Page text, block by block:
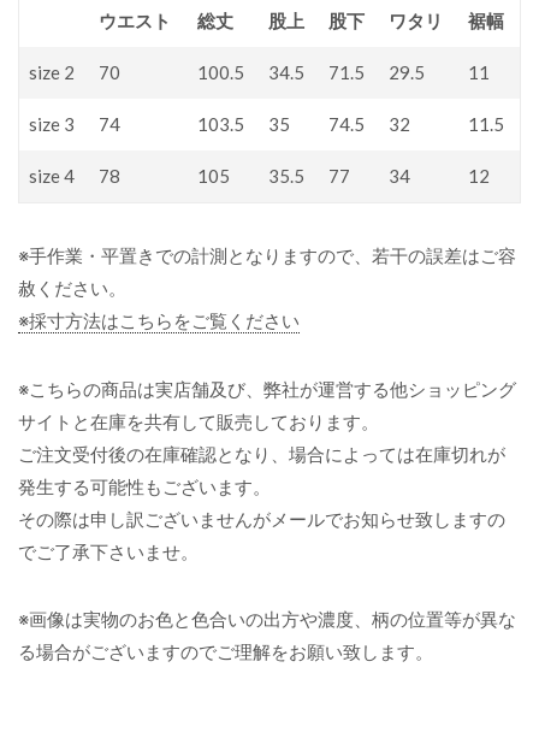
ウエスト 総丈 股上 股下 ワタリ 裾幅
size 2 70 100.5 34.5 71.5 29.5 11
size 3 74 103.5 35 74.5 32 11.5
size 4 78 105 35.5 77 34 12
※手作業・平置きでの計測となりますので、若干の誤差はご容
赦ください。
※採寸方法はこちらをご覧ください
※こちらの商品は実店舗及び、弊社が運営する他ショッピング
サイトと在庫を共有して販売しております。
ご注文受付後の在庫確認となり、場合によっては在庫切れが
発生する可能性もございます。
その際は申し訳ございませんがメールでお知らせ致しますの
でご了承下さいませ。
※画像は実物のお色と色合いの出方や濃度、柄の位置等が異な
る場合がございますのでご理解をお願い致します。